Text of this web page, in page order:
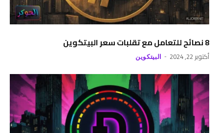
8 نصائح للتعامل مع تقلبات سعر البيتكوين
أكتوبر 22, 2024 البيتكوين